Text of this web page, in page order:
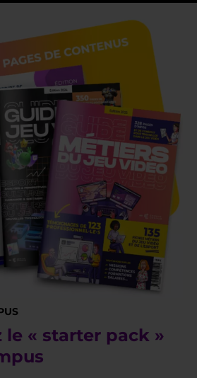
le « starter pack »